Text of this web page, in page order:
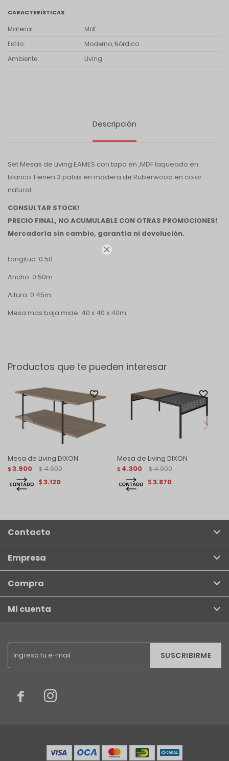

CARACTERÍSTICAS
Material
Mdf
Estilo
Moderno, Nórdico
Ambiente
Living
Descripción
Set Mesas de Living EAMES con tapa en ,MDF laqueado en
blanco Tienen 3 patas en madera de Ruberwood en color
natural.
CONSULTAR STOCK!
PRECIO FINAL, NO ACUMULABLE CON OTRAS PROMOCIONES!
Mercadería sin cambio, garantía ni devolución.
Longitud: 0.50
Ancho: 0.50m
Altura: 0.45m
Mesa mas baja mide: 40 x 40 x 40m.
Productos que te pueden interesar
Mesa de Living DIXON
$ 3.900 $ 4.900
$3.120
Mesa de Living DIXON
$ 4.300 $ 4.900
$3.870
SUSCRIBIRME
 
Contacto
Empresa
Compra
Mi cuenta